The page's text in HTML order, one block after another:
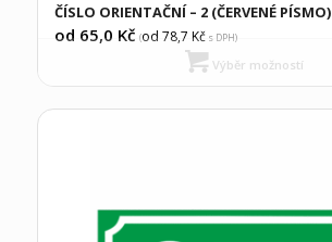
ČÍSLO ORIENTAČNÍ – 2 (ČERVENÉ PÍSMO)
od 65,0 Kč (od 78,7 Kčs DPH)
Výběr možností